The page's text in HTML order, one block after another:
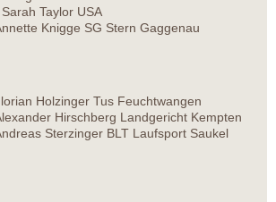
Taylor USA
Knigge SG Stern Gaggenau
Holzinger Tus Feuchtwangen
Hirschberg Landgericht Kempten
Sterzinger BLT Laufsport Saukel